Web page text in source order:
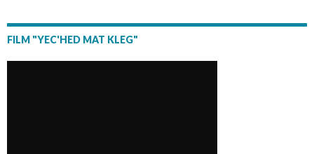
FILM "YEC'HED MAT KLEG"